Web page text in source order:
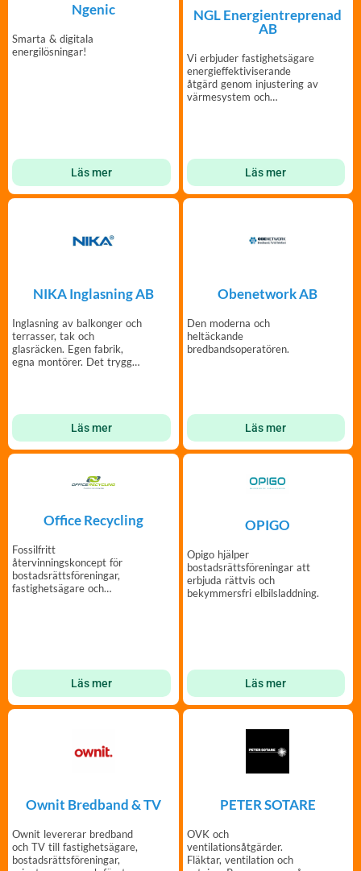
Ngenic
Smarta & digitala
energilösningar!
Läs mer
NGL Energientreprenad
AB
Vi erbjuder fastighetsägare
energieffektiviserande
åtgärd genom injustering av
värmesystem och
Läs mer
NIKA Inglasning AB
Inglasning av balkonger och
terrasser, tak och
glasräcken. Egen fabrik,
egna montörer. Det trygga
Läs mer
Obenetwork AB
Den moderna och
heltäckande
bredbandsoperatören.
Läs mer
Office Recycling
Fossilfritt
återvinningskoncept för
bostadsrättsföreningar,
fastighetsägare och
Läs mer
OPIGO
Opigo hjälper
bostadsrättsföreningar att
erbjuda rättvis och
bekymmersfri elbilsladdning.
Läs mer
Ownit Bredband & TV
Ownit levererar bredband
och TV till fastighetsägare,
bostadsrättsföreningar,
PETER SOTARE
OVK och
ventilationsåtgärder.
Fläktar, ventilation och